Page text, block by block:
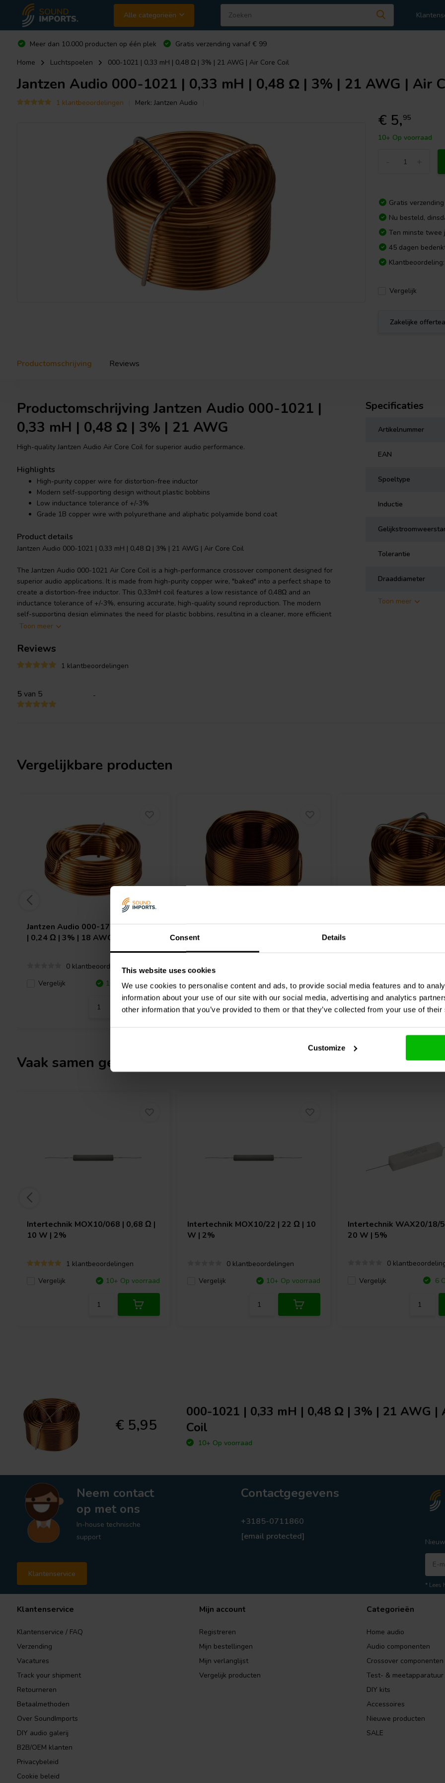
Consent Details
This website uses cookies
We use cookies to personalise content and ads, to provide social media features and to
information about your use of our site with our social media, advertising and analytics
other information that you’ve provided to them or that they’ve collected from your use of
Customize
Alle categorieën
Meer dan 10.000 producten op één plek
Gratis verzending vanaf € 99
Home
Luchtspoelen 000-1021 | 0,33 mH | 0,48 Ω | 3% | 21 AWG | Air Core Coil
Jantzen Audio 000-1021 | 0,33 mH | 0,48 Ω | 3% | 21 AWG | Air
1 klantbeoordelingen Merk: Jantzen Audio
€ 5,95
10+ Op voorraad
Gratis
Nu besteld,
Ten minste twee
45 dagen
Klantbeoordeling:
Vergelijk
Zakelijke
Productomschrijving Reviews
Productomschrijving Jantzen Audio 000-1021 |
0,33 mH | 0,48 Ω | 3% | 21 AWG
High-quality Jantzen Audio Air Core Coil for superior audio performance.
Highlights
High-purity copper wire for distortion-free inductor
Modern self-supporting design without plastic bobbins
Low inductance tolerance of +/-3%
Grade 1B copper wire with polyurethane and aliphatic polyamide bond coat
Product details
Jantzen Audio 000-1021 | 0,33 mH | 0,48 Ω | 3% | 21 AWG | Air Core Coil
The Jantzen Audio 000-1021 Air Core Coil is a high-performance crossover component designed for
superior audio applications. It is made from high-purity copper wire, "baked" into a perfect shape to
create a distortion-free inductor. This 0,33mH coil features a low resistance of 0,48Ω and an
inductance tolerance of +/-3%, ensuring accurate, high-quality sound reproduction. The modern
self-supporting design eliminates the need for plastic bobbins, resulting in a cleaner, more efficient
design. The wire is enameled and solderable, with a self-bonding topcoat of class 155, according
aliphatic polyamide bond, further enhancing its durability and performance. Ideal for all your audio
Toon meer
Specificaties
Artikelnummer
EAN
Spoeltype
Inductie
Tolerantie
Draaddiameter
Toon meer
Reviews
1 klantbeoordelingen
5van 5 -
Vergelijkbare producten
Jantzen Audio 000-1745 | 0,22 mH
| 0,24 Ω | 3% | 18 AWG
0 klantbeoordelingen
Vergelijk
10+ Op voorraad
Jantzen Audio000-1133 | 1,2 mH |
1,76 Ω | 3% | 24 AWG
Vergelijk
10+ Op voorraad
Jantzen Audio000-1102
Vergelijk
10+
Vaak samen gekocht
Intertechnik MOX10/068 | 0,68 Ω |
10 W | 2%
1 klantbeoordelingen
Vergelijk
10+ Op voorraad
Intertechnik MOX10/22 | 22 Ω | 10
W | 2%
0 klantbeoordelingen
Vergelijk
10+ Op voorraad
Intertechnik WAX20/18/
20 W | 5%
0
Vergelijk
6
€ 5,95
000-1021 | 0,33 mH | 0,48 Ω | 3% | 21 AWG |
Coil
10+ Op voorraad
Neem contact
op met ons
In-house technische
support
Klantenservice
Contactgegevens
+3185-0711860
[email protected]
* Lees
Klantenservice
Klantenservice / FAQ
Verzending
Vacatures
Track your shipment
Retourneren
Betaalmethoden
Over SoundImports
DIY audio galerij
B2B/OEM klanten
Privacybeleid
Cookie beleid
Mijn account
Registreren
Mijn bestellingen
Mijn verlanglijst
Vergelijk producten
Categorieën
Home audio
Audio componenten
Crossover componenten
Test- & meetapparatuur
DIY kits
Accessoires
Nieuwe producten
SALE